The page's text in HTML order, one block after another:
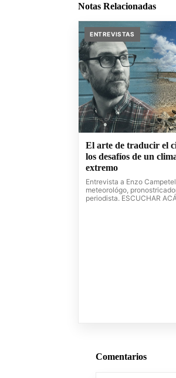
Notas Relacionadas
ENTREVISTAS
El arte de traducir el
los desafíos de un
extremo
Entrevista a Enzo
meteorológo,
periodista. ESCUCHAR
Comentarios